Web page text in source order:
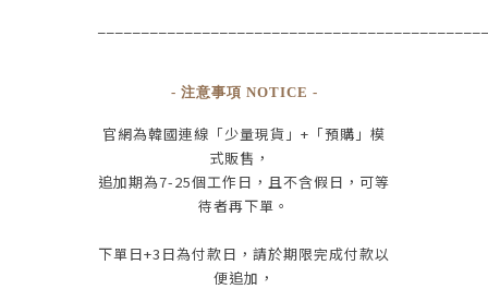
- 注意事項 NOTICE -
官網為韓國連線 「少量現貨」+ 「預購」模
式販售，
追加期為7-25個工作日 ，且不含假日 ， 可等
待者再下單 。
下單日+3 日為付款日，請於期限完成付款以
便追加，